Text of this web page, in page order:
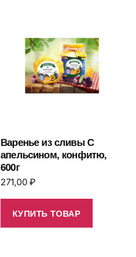
Варенье из сливы С
апельсином, конфитю,
600г
271,00₽
КУПИТЬ ТОВАР